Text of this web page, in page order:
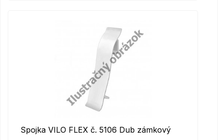
Spojka VILO FLEX č. 5106 Dub zámkový